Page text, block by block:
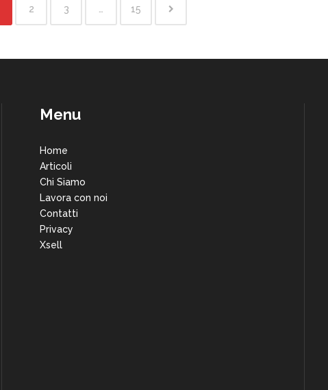
2 3 15
Menu
Home
Articoli
Chi Siamo
Lavora con noi
Contatti
Privacy
Xsell